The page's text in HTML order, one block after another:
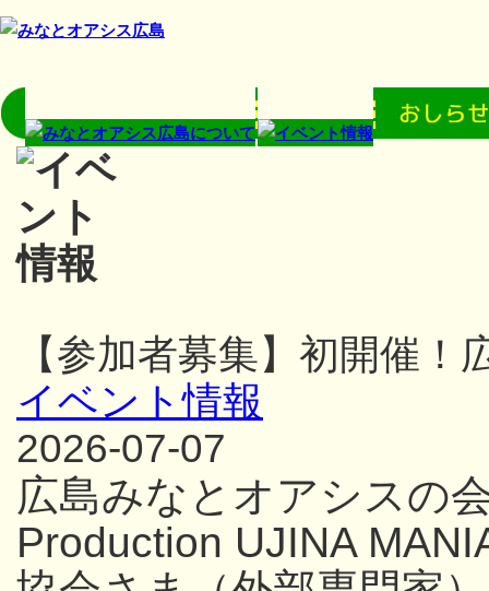
【参加者募集】初開催
イベント情報
2026-07-07
広島みなとオアシスの
Production UJINA